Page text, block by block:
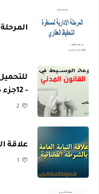
- 12جزء كامل - للدكتور عبد الرازق السنهوري
2
علاقة
1